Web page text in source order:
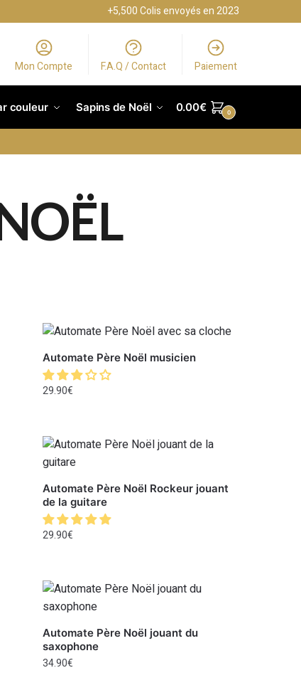
+5,500 Colis envoyés en 2023
Mon Compte F.A.Q / Contact Paiement
couleur Sapins de Noël 0.00€ 0
Automate Père Noël musicien
29.90€
Automate Père Noël Rockeur jouant
de la guitare
29.90€
Automate Père Noël jouant du
saxophone
34.90€